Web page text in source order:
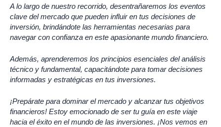
A lo largo de nuestro recorrido, desentrañaremos los eventos
clave del mercado que pueden influir en tus decisiones de
inversión, brindándote las herramientas necesarias para
navegar con confianza en este apasionante mundo financiero.
Además, aprenderemos los principios esenciales del análisis
técnico y fundamental, capacitándote para tomar decisiones
informadas y estratégicas en tus inversiones.
¡Prepárate para dominar el mercado y alcanzar tus objetivos
financieros! Estoy emocionado de ser tu guía en este viaje
hacia el éxito en el mundo de las inversiones. ¡Nos vemos en